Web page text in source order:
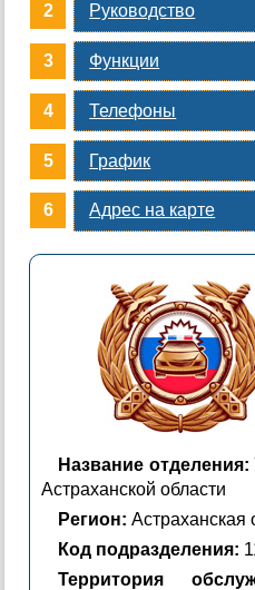
Руководство
Функции
Телефоны
График
Адрес на карте
Название отделения:
Астраханской области
Регион: Астраханская
Код подразделения:
Территория